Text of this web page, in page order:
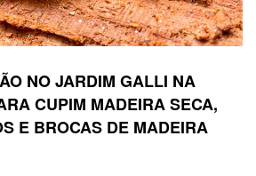
NO JARDIM GALLI NA
CUPIM MADEIRA SECA,
E BROCAS DE MADEIRA